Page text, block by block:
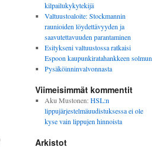
kilpailukykytekijä
Valtuustoaloite: Stockmannin
raunioiden löydettävyyden ja
saavutettavuuden parantaminen
Esitykseni valtuustossa ratkaisi
Espoon kaupunkiratahankkeen solmun
Pysäköinninvalvonnasta
Viimeisimmät kommentit
Aku Mustonen:HSL:n
lippujärjestelmäuudistuksessa ei ole
kyse vain lippujen hinnoista
Arkistot